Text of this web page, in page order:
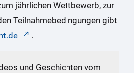
jährlichen Wettbewerb, zur
Teilnahmebedingungen gibt
.
und Geschichten vom